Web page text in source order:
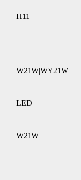
H11
W21W|WY21W
LED
W21W